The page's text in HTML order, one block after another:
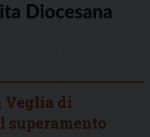
di
superamento